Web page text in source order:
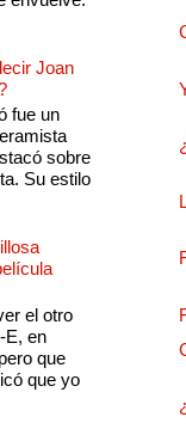
Joan
fue un
sobre
Su estilo
el otro
E, en
que
que yo